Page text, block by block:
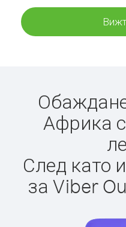
Африка
След като
за Viber